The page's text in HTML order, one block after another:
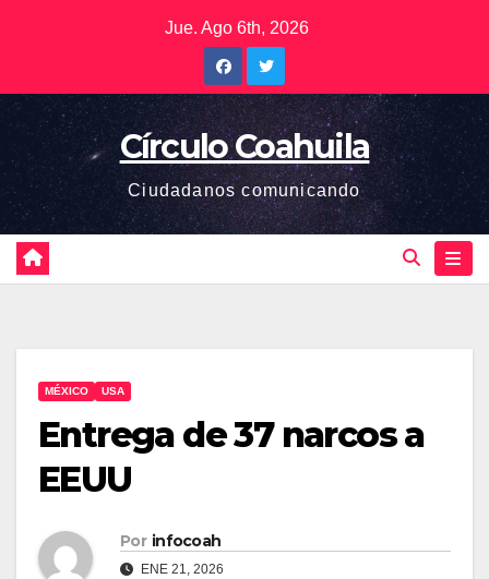
Jue. Ago 6th, 2026
Círculo Coahuila
Ciudadanos comunicando
MÉXICO USA
Entrega de 37 narcos a
EEUU
Por infocoah
ENE 21, 2026